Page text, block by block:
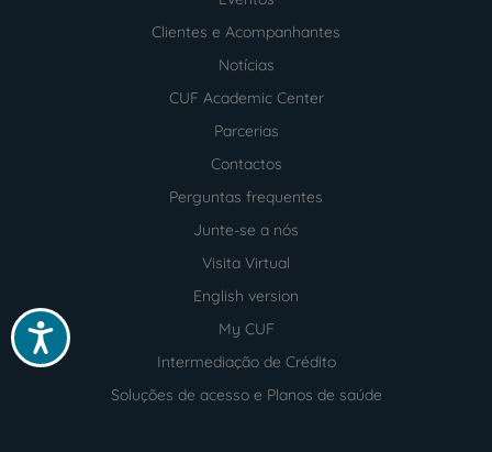
Acessibilidade
Clientes e Acompanhantes
Notícias
CUF Academic Center
Parcerias
Contactos
Perguntas frequentes
Junte-se a nós
Visita Virtual
English version
My CUF
Intermediação de Crédito
Soluções de acesso e Planos de saúde